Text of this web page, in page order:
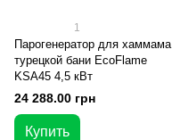
1
Парогенератор для
турецкой бани EcoFlame
KSA45 4,5 кВт
24 288.00 грн
Купить